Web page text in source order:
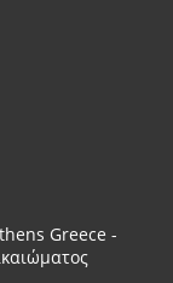
Greece -